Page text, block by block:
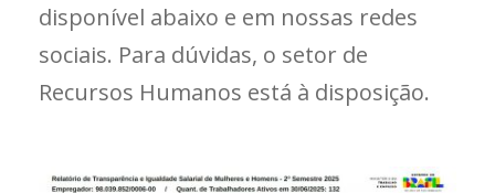
disponível abaixo e em nossas redes
sociais. Para dúvidas, o setor de
Recursos Humanos está à disposição.